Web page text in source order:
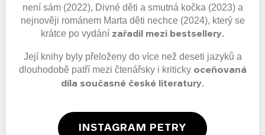
není sám (2022), Divné děti a smutná kočka (2023) a
nejnověji románem Marta děti nechce (2024), který se
krátce po vydání zařadil mezi bestsellery.
Její knihy byly přeloženy do více než deseti jazyků a
dlouhodobě patří mezi čtenářsky i kriticky oceňovaná
díla současné české literatury.
INSTAGRAM PETRY